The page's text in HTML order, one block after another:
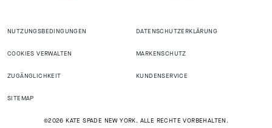
NUTZUNGSBEDINGUNGEN DATENSCHUTZERKLÄRUNG
COOKIES VERWALTEN MARKENSCHUTZ
ZUGÄNGLICHKEIT KUNDENSERVICE
SITEMAP
©2026 KATE SPADE NEW YORK. ALLE RECHTE VORBEHALTEN.